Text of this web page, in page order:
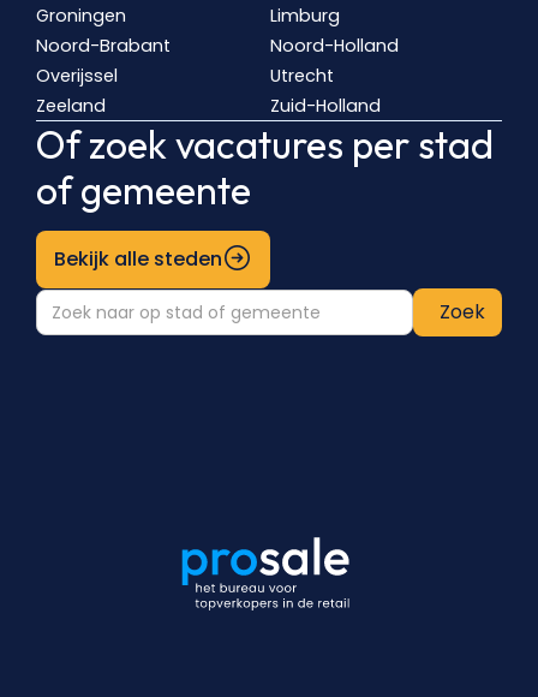
Groningen
Limburg
Noord-Brabant
Noord-Holland
Overijssel
Utrecht
Zeeland
Zuid-Holland
Of zoek vacatures per stad
of gemeente
Bekijk alle steden